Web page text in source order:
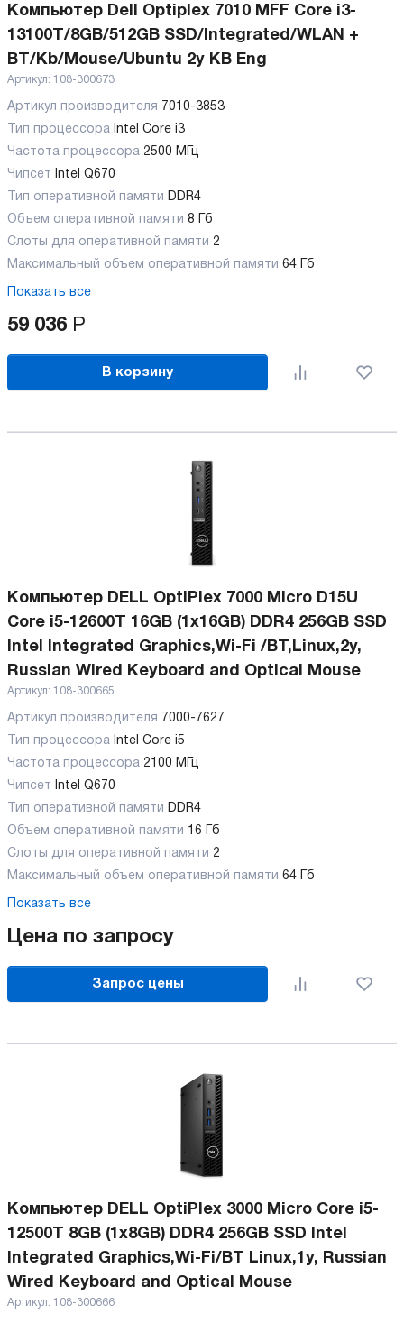
Компьютер Dell Optiplex 7010 MFF Core i3-
13100T/8GB/512GB SSD/Integrated/WLAN +
BT/Kb/Mouse/Ubuntu 2y KB Eng
Артикул: 108-300673
Артикул производителя 7010-3853
Тип процессора Intel Core i3
Частота процессора 2500 МГц
Чипсет
Intel Q670
Тип оперативной памяти DDR4
Объем оперативной памяти 8 Гб
Слоты для оперативной памяти 2
Максимальный объем оперативной памяти 64 Гб
Показать все
59 036 Р
В корзину
Компьютер DELL OptiPlex 7000 Micro D15U
Core i5-12600T 16GB (1x16GB) DDR4 256GB SSD
Intel Integrated Graphics,Wi-Fi /BT,Linux,2y,
Russian Wired Keyboard and Optical Mouse
Артикул: 108-300665
Артикул производителя 7000-7627
Тип процессора Intel Core i5
Частота процессора 2100 МГц
Чипсет
Intel Q670
Тип оперативной памяти DDR4
Объем оперативной памяти 16 Гб
Слоты для оперативной памяти 2
Максимальный объем оперативной памяти 64 Гб
Показать все
Цена по запросу
Запрос цены
Компьютер DELL OptiPlex 3000 Micro Core i5-
12500T 8GB (1x8GB) DDR4 256GB SSD Intel
Integrated Graphics,Wi-Fi/BT Linux,1y, Russian
Wired Keyboard and Optical Mouse
Артикул: 108-300666